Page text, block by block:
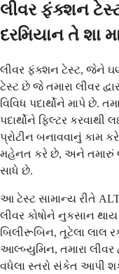
લીવર ફંક્શન
દરમિયાન તે શા
લીવર ફંક્શન ટેસ્ટ, જેને
ટેસ્ટ છે જે તમારા લીવર
વિવિધ પદાર્થોને માપે છે.
પદાર્થોને ફિલ્ટર
પ્રોટીન બનાવવાનું કામ
મહેનત કરે છે, અને તમારું
સાધે છે.
આ ટેસ્ટ સામાન્ય રીતે
લીવર કોષોને નુકસાન
બિલીરૂબિન, તૂટેલા લાલ
આલ્બ્યુમિન, તમારા લીવર
વધેલા સ્તરો સંકેત આપી